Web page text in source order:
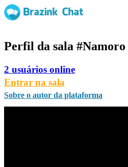
Perfil da sala #Namoro
2 usuários online
Entrar na sala
Sobre o autor da plataforma